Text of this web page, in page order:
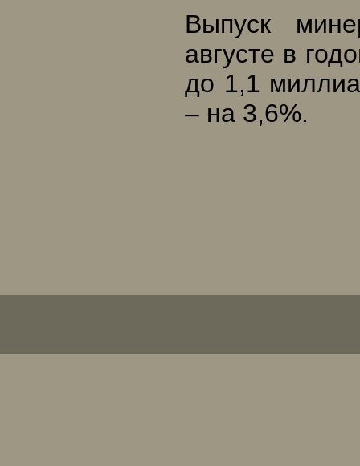
Выпуск
августе в
до 1,1
– на 3,6%.